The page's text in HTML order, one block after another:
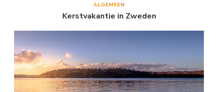
ALGEMEEN
Kerstvakantie in Zweden